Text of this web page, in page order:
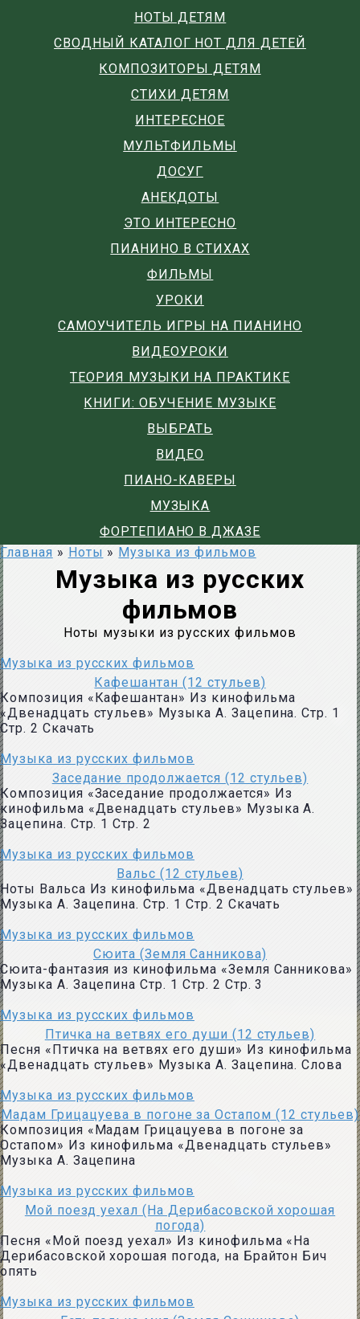
НОТЫ ДЕТЯМ
СВОДНЫЙ КАТАЛОГ НОТ ДЛЯ ДЕТЕЙ
КОМПОЗИТОРЫ ДЕТЯМ
СТИХИ ДЕТЯМ
ИНТЕРЕСНОЕ
МУЛЬТФИЛЬМЫ
ДОСУГ
АНЕКДОТЫ
ЭТО ИНТЕРЕСНО
ПИАНИНО В СТИХАХ
ФИЛЬМЫ
УРОКИ
САМОУЧИТЕЛЬ ИГРЫ НА ПИАНИНО
ВИДЕОУРОКИ
ТЕОРИЯ МУЗЫКИ НА ПРАКТИКЕ
КНИГИ: ОБУЧЕНИЕ МУЗЫКЕ
ВЫБРАТЬ
ВИДЕО
ПИАНО-КАВЕРЫ
МУЗЫКА
ФОРТЕПИАНО В ДЖАЗЕ
Главная » Ноты » Музыка из фильмов
Музыка из русских
фильмов
Ноты музыки из русских фильмов
Музыка из русских фильмов
Кафешантан (12 стульев)
Композиция «Кафешантан» Из кинофильма
«Двенадцать стульев» Музыка А. Зацепина. Стр. 1
Стр. 2 Скачать
Музыка из русских фильмов
Заседание продолжается (12 стульев)
Композиция «Заседание продолжается» Из
кинофильма «Двенадцать стульев» Музыка А.
Зацепина. Стр. 1 Стр. 2
Музыка из русских фильмов
Вальс (12 стульев)
Ноты Вальса Из кинофильма «Двенадцать стульев»
Музыка А. Зацепина. Стр. 1 Стр. 2 Скачать
Музыка из русских фильмов
Сюита (Земля Санникова)
Сюита-фантазия из кинофильма «Земля Санникова»
Музыка А. Зацепина Стр. 1 Стр. 2 Стр. 3
Музыка из русских фильмов
Птичка на ветвях его души (12 стульев)
Песня «Птичка на ветвях его души» Из кинофильма
«Двенадцать стульев» Музыка А. Зацепина. Слова
Музыка из русских фильмов
Мадам Грицацуева в погоне за Остапом (12 стульев)
Композиция «Мадам Грицацуева в погоне за
Остапом» Из кинофильма «Двенадцать стульев»
Музыка А. Зацепина
Музыка из русских фильмов
Мой поезд уехал (На Дерибасовской хорошая
погода)
Песня «Мой поезд уехал» Из кинофильма «На
Дерибасовской хорошая погода, на Брайтон Бич
опять
Музыка из русских фильмов